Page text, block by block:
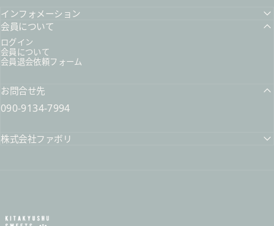
インフォメーション
会員について
ログイン
会員について
会員退会依頼フォーム
お問合せ先
090-9134-7994
株式会社ファボリ